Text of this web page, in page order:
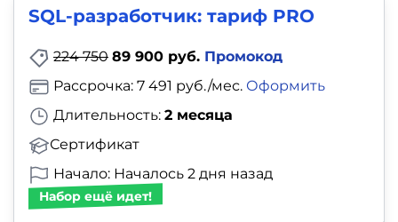
SQL-разработчик: тариф PRO
224 750 89 900 руб. Промокод
Длительность: 2 месяца
Сертификат
Рассрочка: 7 491 руб./мес. Оформить
Начало: Началось 2 дня назад
Набор ещё идет!
Тесты
на
профориентацию